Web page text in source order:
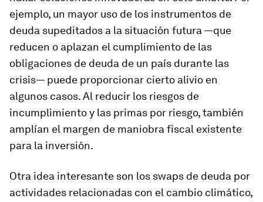
ejemplo, un mayor uso de los instrumentos de
deuda supeditados a la situación futura —que
reducen o aplazan el cumplimiento de las
obligaciones de deuda de un país durante las
crisis— puede proporcionar cierto alivio en
algunos casos. Al reducir los riesgos de
incumplimiento y las primas por riesgo, también
amplían el margen de maniobra fiscal existente
para la inversión.
Otra idea interesante son los swaps de deuda por
actividades relacionadas con el cambio climático,